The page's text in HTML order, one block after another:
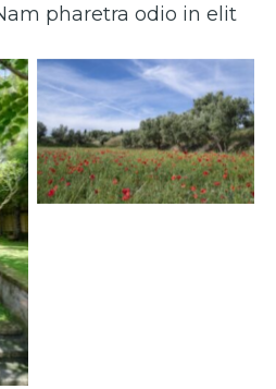
pharetra odio in elit
Caption 2